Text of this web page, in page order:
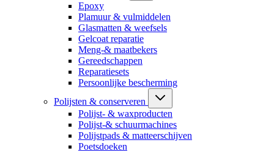
Epoxy
Plamuur & vulmiddelen
Glasmatten & weefsels
Gelcoat reparatie
Meng-& maatbekers
Gereedschappen
Reparatiesets
Persoonlijke bescherming
Polijsten & conserveren
Polijst- & waxproducten
Polijst-& schuurmachines
Polijstpads & matteerschijven
Poetsdoeken